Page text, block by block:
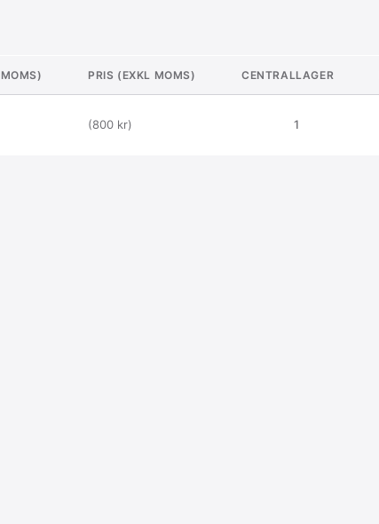
PRIS (EXKL MOMS) CENTRALLAGER
(800 kr) 1